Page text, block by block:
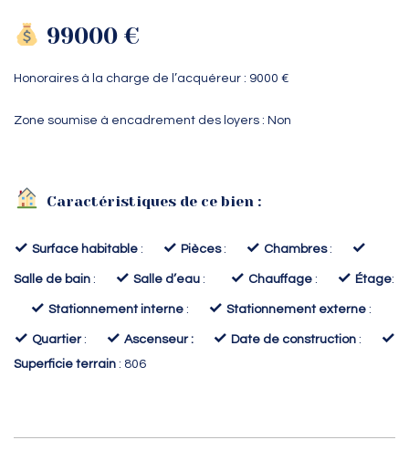
99000 €
Honoraires à la charge de l’acquéreur : 9000 €
Zone soumise à encadrement des loyers : Non
Caractéristiques de ce bien :
✓ Surface habitable : ✓ Pièces: ✓ Chambres: ✓
Salle de bain : ✓ Salle d’eau : ✓ Chauffage : ✓ Étage:
✓ Stationnement interne : ✓ Stationnement externe :
✓ Quartier: ✓ Ascenseur : ✓ Date de construction : ✓
Superficie terrain : 806